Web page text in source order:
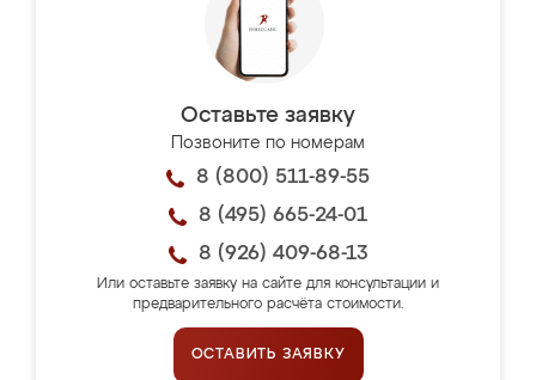
Оставьте заявку
Позвоните по номерам
8 (800) 511-89-55
8 (495) 665-24-01
8 (926) 409-68-13
Или оставьте заявку на сайте для консультации и
предварительного расчёта стоимости.
ОСТАВИТЬ ЗАЯВКУ